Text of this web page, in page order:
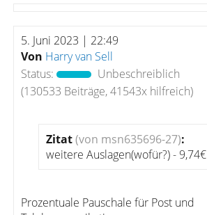
5. Juni 2023 | 22:49
Von Harry van Sell
Status:
Unbeschreiblich
(130533 Beiträge, 41543x hilfreich)
Zitat(von msn635696-27):
weitere Auslagen(wofür?) - 9,74€
Prozentuale Pauschale für Post und